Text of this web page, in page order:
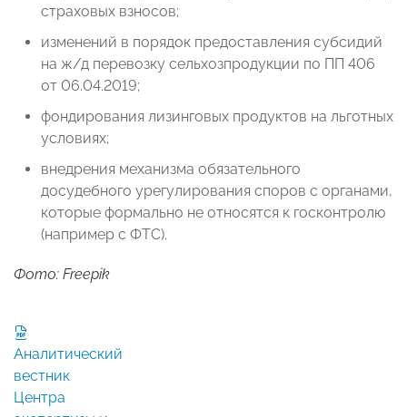
страховых взносов;
изменений в порядок предоставления субсидий
на ж/д перевозку сельхозпродукции по ПП 406
от 06.04.2019;
фондирования лизинговых продуктов на льготных
условиях;
внедрения механизма обязательного
досудебного урегулирования споров с органами,
которые формально не относятся к госконтролю
(например с ФТС).
Фото: Freepik
Аналитический
вестник
Центра